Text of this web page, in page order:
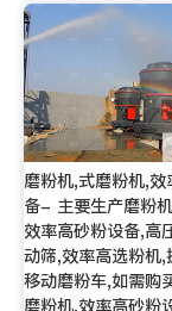
磨粉机,式磨粉机,效
备- 主要生产磨粉
效率高砂粉设备,高
动筛,效率高选粉机,
移动磨粉车,如需购